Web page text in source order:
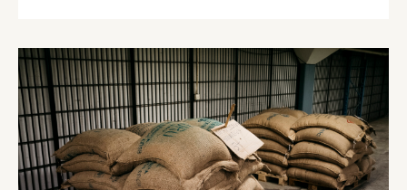
utbud av produkter som underlättar att äta
hälsosamt. För att stödja företagens arbete med
folkhälsa bör politikens åtgärder för bättre
matvanor vara frivilliga och evidensbaserade.